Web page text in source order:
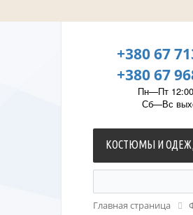
+380 67
+380 67
Пн—Пт
Сб—Вс
КОСТЮМЫ И
Главная страница